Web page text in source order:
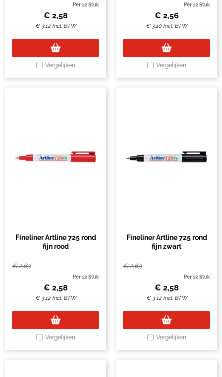
Per 12 Stuk
€ 2,58
€ 3,12 Incl. BTW
Vergelijken
Per 12 Stuk
€ 2,56
€ 3,10 Incl. BTW
Vergelijken
Fineliner Artline 725 rond
fijn rood
€2,63
Per 12 Stuk
€ 2,58
€ 3,12 Incl. BTW
Vergelijken
Fineliner Artline 725 rond
fijn zwart
€2,63
Per 12 Stuk
€ 2,58
€ 3,12 Incl. BTW
Vergelijken